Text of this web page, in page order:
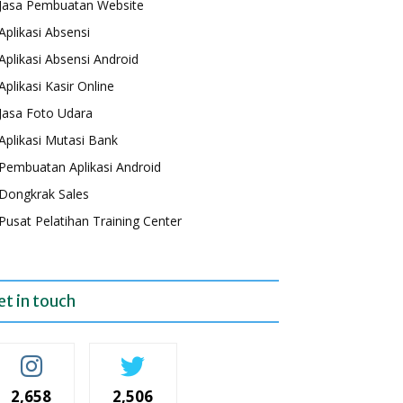
Pembuatan Website
Absensi
Absensi Android
Kasir Online
Foto Udara
Mutasi Bank
Aplikasi Android
Sales
Pelatihan Training Center
in touch
2,658 2,506